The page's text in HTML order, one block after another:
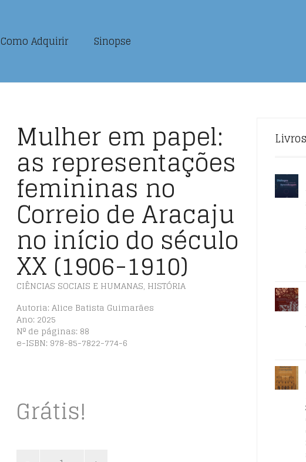
Como Adquirir Sinopse
Mulher em papel:
as representações
femininas no
Correio de Aracaju
no início do século
XX (1906-1910)
CIÊNCIAS SOCIAIS E HUMANAS, HISTÓRIA
Autoria: Alice Batista Guimarães
Ano: 2025
Nº de páginas: 88
e-ISBN: 978-85-7822-774-6
Grátis!
Livros